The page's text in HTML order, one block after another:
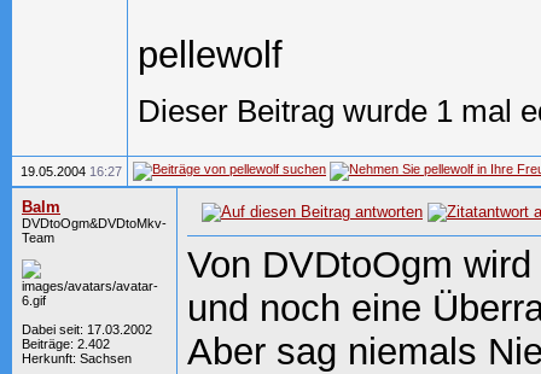
pellewolf
Dieser Beitrag wurde 1 mal
19.05.2004 16:27
Balm
DVDtoOgm&DVDtoMkv-
Team
Dabei seit: 17.03.2002
Beiträge: 2.402
Herkunft: Sachsen
Von DVDtoOgm
und noch eine
Aber sag niemals